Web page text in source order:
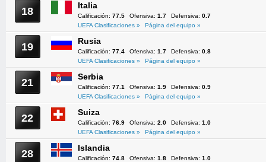
18 Italia
Calificación: 77.5 Ofensiva: 1.7 Defensiva: 0.7
UEFA Clasificaciones »
Página del equipo »
19 Rusia
Calificación: 77.4 Ofensiva: 1.7 Defensiva: 0.8
UEFA Clasificaciones »
Página del equipo »
21 Serbia
Calificación: 77.1 Ofensiva: 1.9 Defensiva: 0.9
UEFA Clasificaciones »
Página del equipo »
22 Suiza
Calificación: 76.9 Ofensiva: 2.0 Defensiva: 1.0
UEFA Clasificaciones »
Página del equipo »
28 Islandia
Calificación: 74.8 Ofensiva: 1.8 Defensiva: 1.0